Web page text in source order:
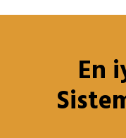
En